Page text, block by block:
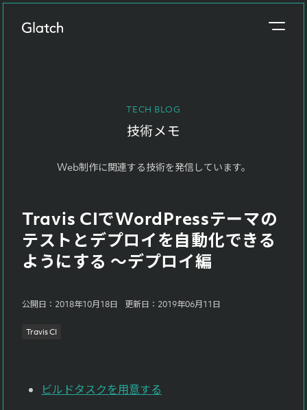
制作実績
Works
参考価格
制作の流れ
Flow
Contact
TECH BLOG
技術メモ
Web制作に関連する技術を発信しています。
Travis CIでWordPressテーマの
テストとデプロイを自動化できる
ようにする 〜デプロイ編
公開日：2018年10月18日 更新日：2019年06月11日
Travis CI
ビルドタスクを用意する